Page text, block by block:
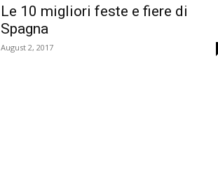
Le 10 migliori feste e fiere di
Spagna
August 2, 2017